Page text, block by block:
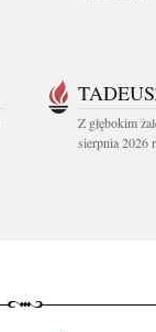
Z głębokim
sierpnia 2026